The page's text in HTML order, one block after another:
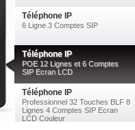
Téléphone IP
6 Ligne 3 Comptes SIP
Téléphone IP
POE 12 Lignes et 6 Comptes
SIP Ecran LCD
Téléphone IP
Professionnel 32 Touches BLF 8
Lignes 4 Comptes SIP Ecran
LCD Couleur